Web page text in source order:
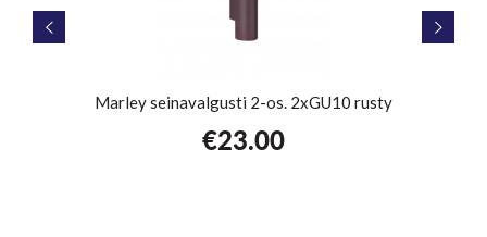
Marley seinavalgusti 2-os. 2xGU10 rusty
€23.00